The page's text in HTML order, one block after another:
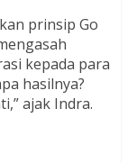
prinsip Go
kepada para
hasilnya?
ajak Indra.